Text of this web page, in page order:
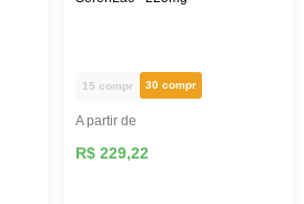
15 compr 30 compr
A partir de
R$ 229,22